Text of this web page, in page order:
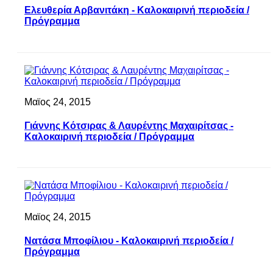
Ελευθερία Αρβανιτάκη - Καλοκαιρινή περιοδεία /
Πρόγραμμα
Μαϊος 24, 2015
Γιάννης Κότσιρας & Λαυρέντης Μαχαιρίτσας -
Καλοκαιρινή περιοδεία / Πρόγραμμα
Μαϊος 24, 2015
Νατάσα Μποφίλιου - Καλοκαιρινή περιοδεία /
Πρόγραμμα